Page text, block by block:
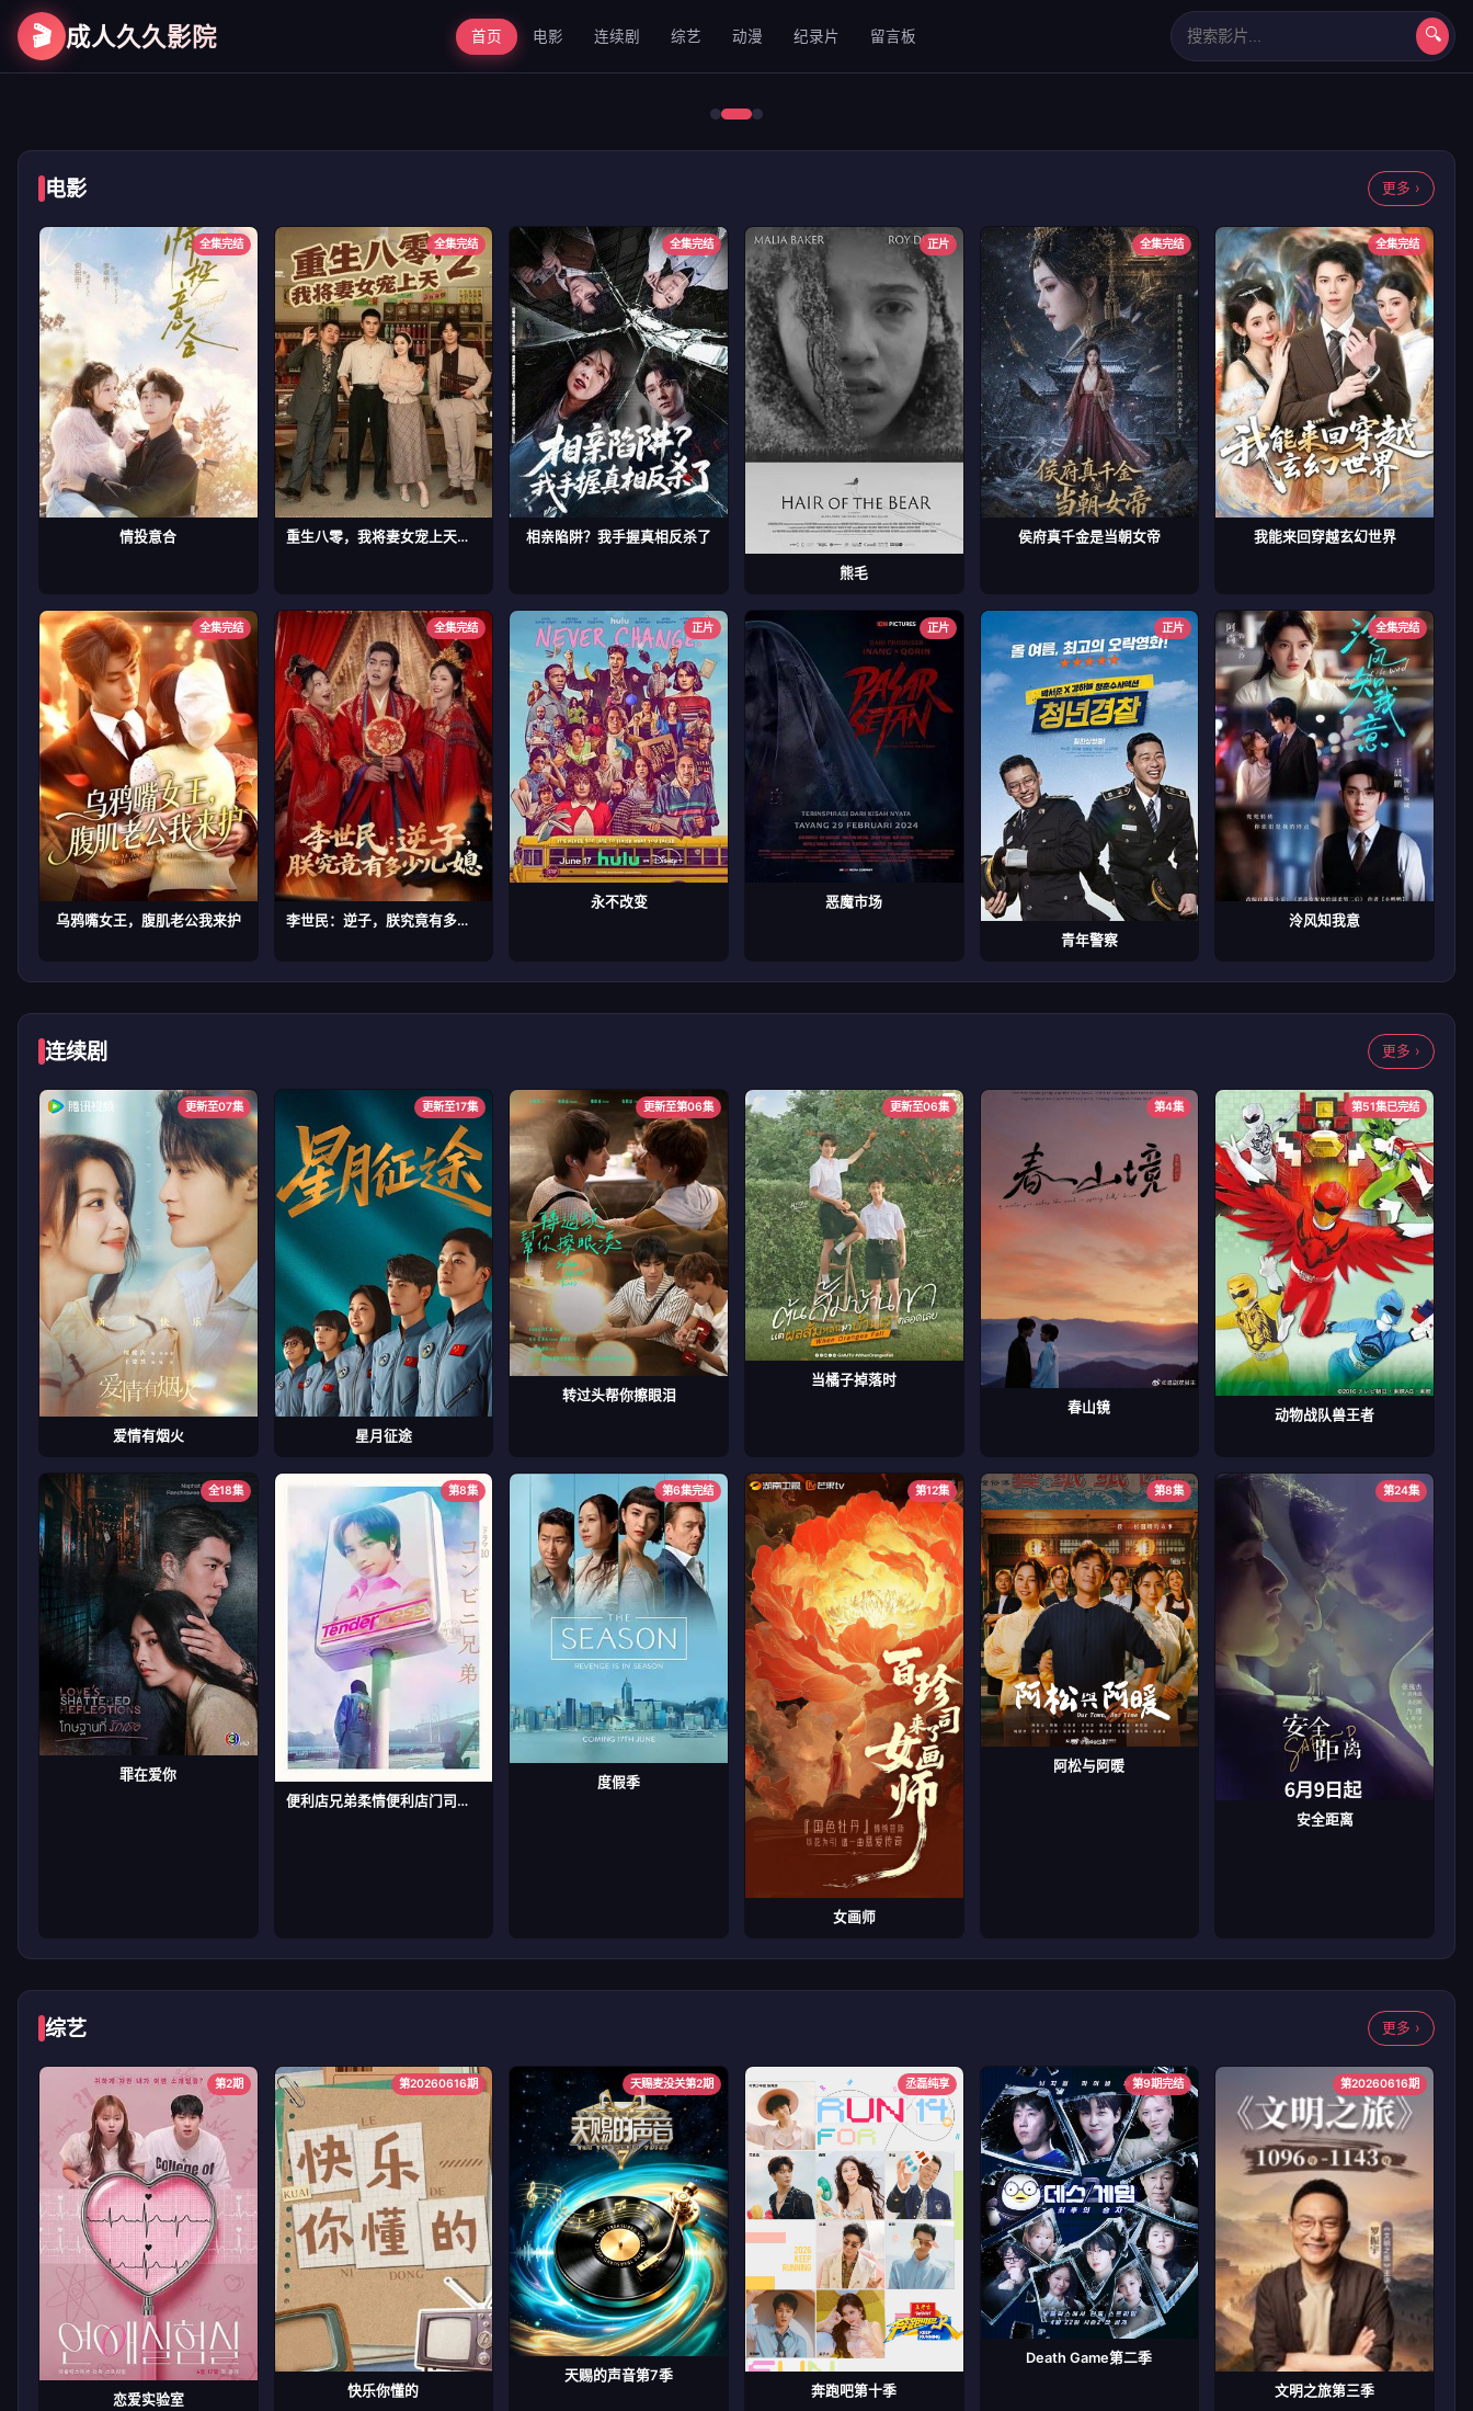
🎬 成人久久影院 首页 电影 连续剧 综艺 动漫 纪录片 留言板 🔍
第二次初见 错位2024
电影 更多 ›
全集完结
情投意合
全集完结
重生八零，我将妻女宠上天第二部
全集完结
相亲陷阱？我手握真相反杀了
正片
熊毛
全集完结
侯府真千金是当朝女帝
全集完结
我能来回穿越玄幻世界
全集完结
乌鸦嘴女王，腹肌老公我来护
全集完结
李世民：逆子，朕究竟有多少儿媳
正片
永不改变
正片
恶魔市场
正片
青年警察
全集完结
泠风知我意
连续剧 更多 ›
更新至07集
爱情有烟火
更新至17集
星月征途
更新至第06集
转过头帮你擦眼泪
更新至06集
当橘子掉落时
第4集
春山镜
第51集已完结
动物战队兽王者
全18集
罪在爱你
第8集
便利店兄弟柔情便利店门司港小金村门市
第6集完结
度假季
第12集
女画师
第8集
阿松与阿暖
第24集
安全距离
综艺 更多 ›
第2期
恋爱实验室
第20260616期
快乐你懂的
天赐麦没关第2期
天赐的声音第7季
丞磊纯享
奔跑吧第十季
第9期完结
Death Game第二季
第20260616期
文明之旅第三季